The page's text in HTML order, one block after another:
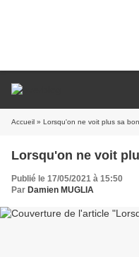
Accueil » Lorsqu'on ne voit plus sa
Lorsqu'on ne voit
Publié le 17/05/2021 à 15:50
Par Damien MUGLIA